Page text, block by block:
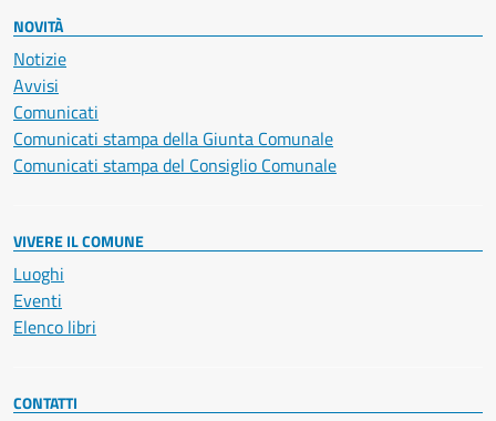
NOVITÀ
Notizie
Avvisi
Comunicati
Comunicati stampa della Giunta Comunale
Comunicati stampa del Consiglio Comunale
VIVERE IL COMUNE
Luoghi
Eventi
Elenco libri
CONTATTI